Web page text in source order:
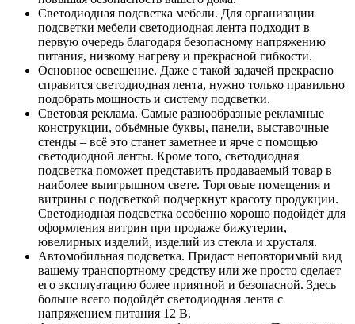
Светодиодная подсветка мебели. Для организации
подсветки мебели светодиодная лента подходит в
первую очередь благодаря безопасному напряжению
питания, низкому нагреву и прекрасной гибкости.
Основное освещение. Даже с такой задачей прекрасно
справится светодиодная лента, нужно только правильно
подобрать мощность и систему подсветки.
Световая реклама. Самые разнообразные рекламные
конструкции, объёмные буквы, панели, выставочные
стенды – всё это станет заметнее и ярче с помощью
светодиодной ленты. Кроме того, светодиодная
подсветка поможет представить продаваемый товар в
наиболее выигрышном свете. Торговые помещения и
витрины с подсветкой подчеркнут красоту продукции.
Светодиодная подсветка особенно хорошо подойдёт для
оформления витрин при продаже бижутерии,
ювелирных изделий, изделий из стекла и хрусталя.
Автомобильная подсветка. Придаст неповторимый вид
вашему транспортному средству или же просто сделает
его эксплуатацию более приятной и безопасной. Здесь
больше всего подойдёт светодиодная лента с
напряжением питания 12 В.